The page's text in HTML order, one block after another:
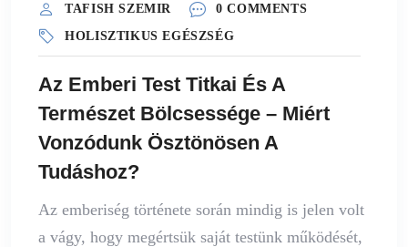
TAFISH SZEMIR
0 COMMENTS
HOLISZTIKUS EGÉSZSÉG
Az Emberi Test Titkai És A
Természet Bölcsessége – Miért
Vonzódunk Ösztönösen A
Tudáshoz?
Az emberiség története során mindig is jelen volt
a vágy, hogy megértsük saját testünk működését,